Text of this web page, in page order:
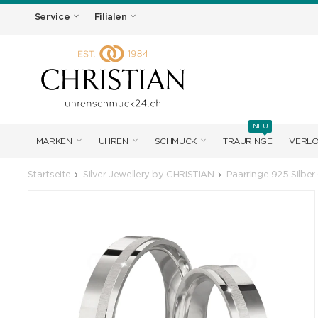
Service Filialen
MARKEN UHREN SCHMUCK TRAURINGE
NEU
Startseite Silver Jewellery by CHRISTIAN Paarringe 925 Silber